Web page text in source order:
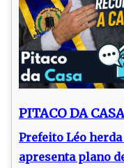
PITACO DA CASA
Prefeito Léo
apresenta plano